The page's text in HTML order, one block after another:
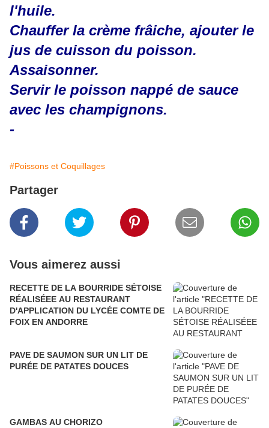
l'huile.
Chauffer la crème frâiche, ajouter le
jus de cuisson du poisson.
Assaisonner.
Servir le poisson nappé de sauce
avec les champignons.
-
#Poissons et Coquillages
Partager
Vous aimerez aussi
RECETTE DE LA BOURRIDE SÉTOISE
RÉALISÉEE AU RESTAURANT
D'APPLICATION DU LYCÉE COMTE DE
FOIX EN ANDORRE
PAVE DE SAUMON SUR UN LIT DE
PURÉE DE PATATES DOUCES
GAMBAS AU CHORIZO